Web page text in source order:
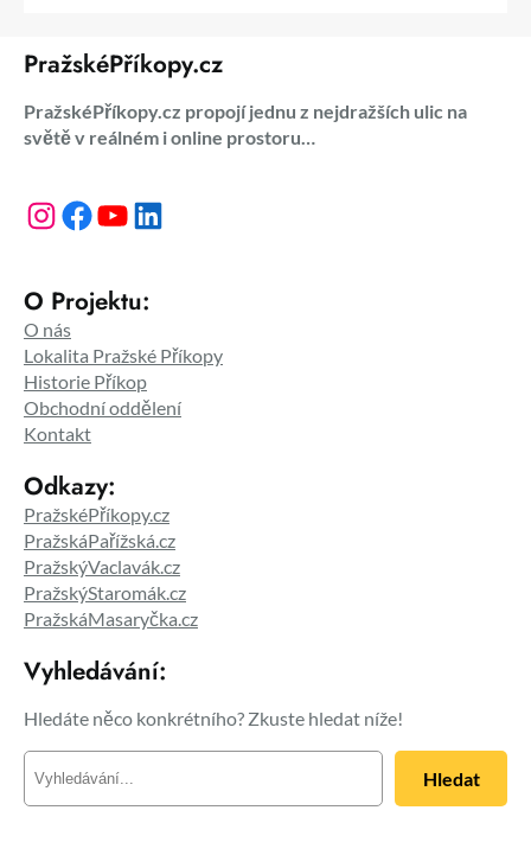
PražskéPříkopy.cz
PražskéPříkopy.cz propojí jednu z nejdražších ulic na
světě v reálném i online prostoru…
Instagram Facebook YouTube LinkedIn
O Projektu:
O nás
Lokalita Pražské Příkopy
Historie Příkop
Obchodní oddělení
Kontakt
Odkazy:
PražskéPříkopy.cz
PražskáPařížská.cz
PražskýVaclavák.cz
PražskýStaromák.cz
PražskáMasaryčka.cz
Vyhledávání:
Hledáte něco konkrétního? Zkuste hledat níže!
e
Hledat